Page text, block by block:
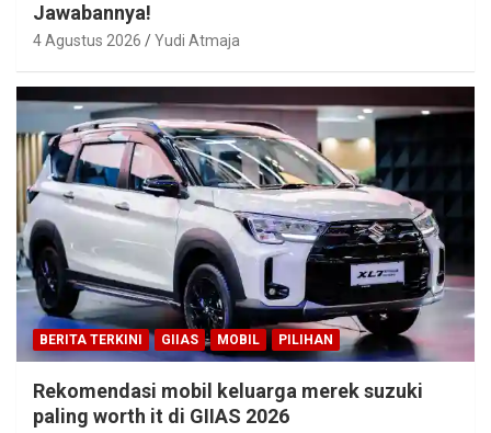
Jawabannya!
4 Agustus 2026 Yudi Atmaja
BERITA TERKINI GIIAS MOBIL PILIHAN
Rekomendasi mobil keluarga merek suzuki
paling worth it di GIIAS 2026